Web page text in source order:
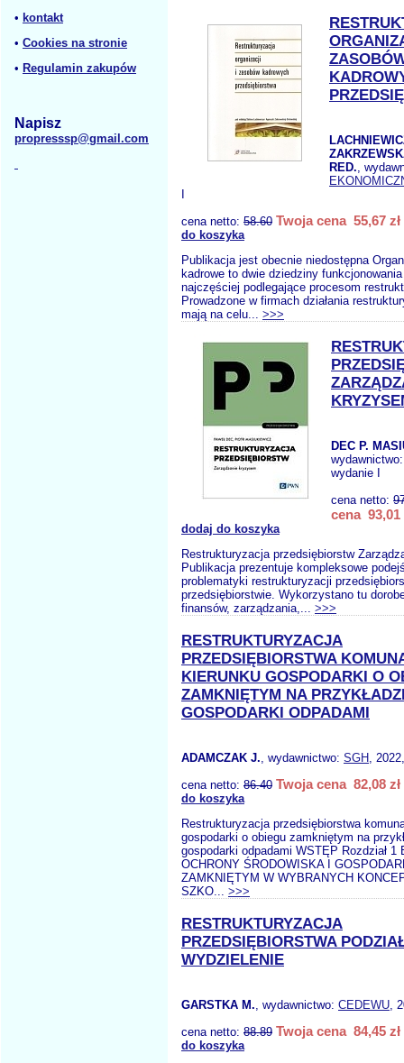
• kontakt
• Cookies na stronie
• Regulamin zakupów
Napisz
propresssp@gmail.com
RED.,
cena netto: 58.60 Twoja cena 55,67 zł
do koszyka
Publikacja jest obecnie niedostępna
kadrowe to dwie dziedziny
najczęściej podlegające procesom
Prowadzone w firmach działania
mają na celu... >>>
DEC P.
wydanie I
cena netto:
cena 93,01
dodaj do koszyka
Restrukturyzacja przedsiębiorstw
Publikacja prezentuje kompleksowe
problematyki restrukturyzacji
przedsiębiorstwie. Wykorzystano tu
finansów, zarządzania,... >>>
RESTRUKTURYZACJA
PRZEDSIĘBIORSTWA
KIERUNKU GOSPODARKI O
ZAMKNIĘTYM NA
GOSPODARKI ODPADAMI
ADAMCZAK J., wydawnictwo: SGH,
cena netto: 86.40 Twoja cena 82,08 zł
do koszyka
Restrukturyzacja przedsiębiorstwa
gospodarki o obiegu zamkniętym na
gospodarki odpadami WSTĘP Rozdział 1
OCHRONY ŚRODOWISKA I
ZAMKNIĘTYM W WYBRANYCH
SZKO... >>>
RESTRUKTURYZACJA
PRZEDSIĘBIORSTWA
WYDZIELENIE
GARSTKA M., wydawnictwo: CEDEWU,
cena netto: 88.89 Twoja cena 84,45 zł
do koszyka